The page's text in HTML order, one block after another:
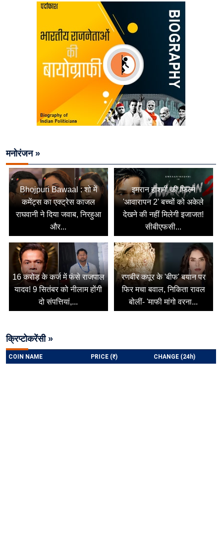
मनोरंजन »
Bhojpuri Bawaal : शो में
कमेंट्स का एक्ट्रेस काजल
राघवानी ने दिया जवाब, निरहुआ
और...
इमरान हाशमी की फिल्म
'आवारापन 2' बच्चों को अकेले
देखने की नहीं मिलेगी इजाजत!
सीबीएफसी...
16 करोड़ के कर्ज में फंसे राजपाल
यादव! 9 सितंबर को नीलाम होंगी
दो संपत्तियां,...
रणबीर कपूर के 'बीफ' बयान पर
फिर मचा बवाल, निकिता रावल
बोलीं- 'माफी मांगो वरना...
क्रिप्टोकरेंसी »